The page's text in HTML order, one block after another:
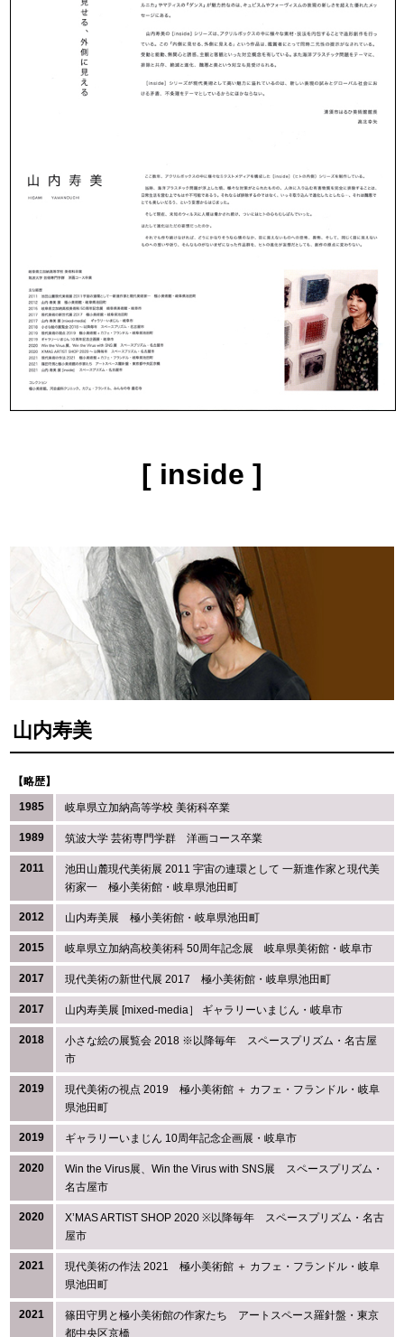
[ inside ]
山内寿美
【略歴】
1985
岐阜県立加納高等学校 美術科卒業
1989 筑波大学 芸術専門学群 洋画コース卒業
2011
池田山麓現代美術展 2011 宇宙の連環として 一新進作家と現代美
術家一 極小美術館・岐阜県池田町
2012 山内寿美展 極小美術館・岐阜県池田町
2015 岐阜県立加納高校美術科 50周年記念展 岐阜県美術館・岐阜市
2017 現代美術の新世代展 2017 極小美術館・岐阜県池田町
2017 山内寿美展 [mixed-media］ ギャラリーいまじん・岐阜市
2018
小さな絵の展覧会 2018 ※以降毎年 スペースプリズム・名古屋
市
2019
現代美術の視点 2019 極小美術館 ＋ カフェ・フランドル・岐阜
県池田町
2019 ギャラリーいまじん 10周年記念企画展・岐阜市
2020
Win the Virus展、Win the Virus with SNS展 スペースプリズム・
名古屋市
2020
X’MAS ARTIST SHOP 2020 ※以降毎年 スペースプリズム・名古
屋市
2021
現代美術の作法 2021 極小美術館 ＋ カフェ・フランドル・岐阜
県池田町
2021
篠田守男と極小美術館の作家たち アートスペース羅針盤・東京
都中央区京橋